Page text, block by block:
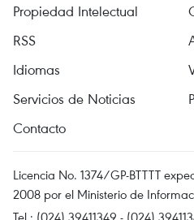
Propiedad Intelectual
RSS
Idiomas
Servicios de Noticias
Contacto
Licencia No. 1374/GP-BTTTT
2008 por el Ministerio de